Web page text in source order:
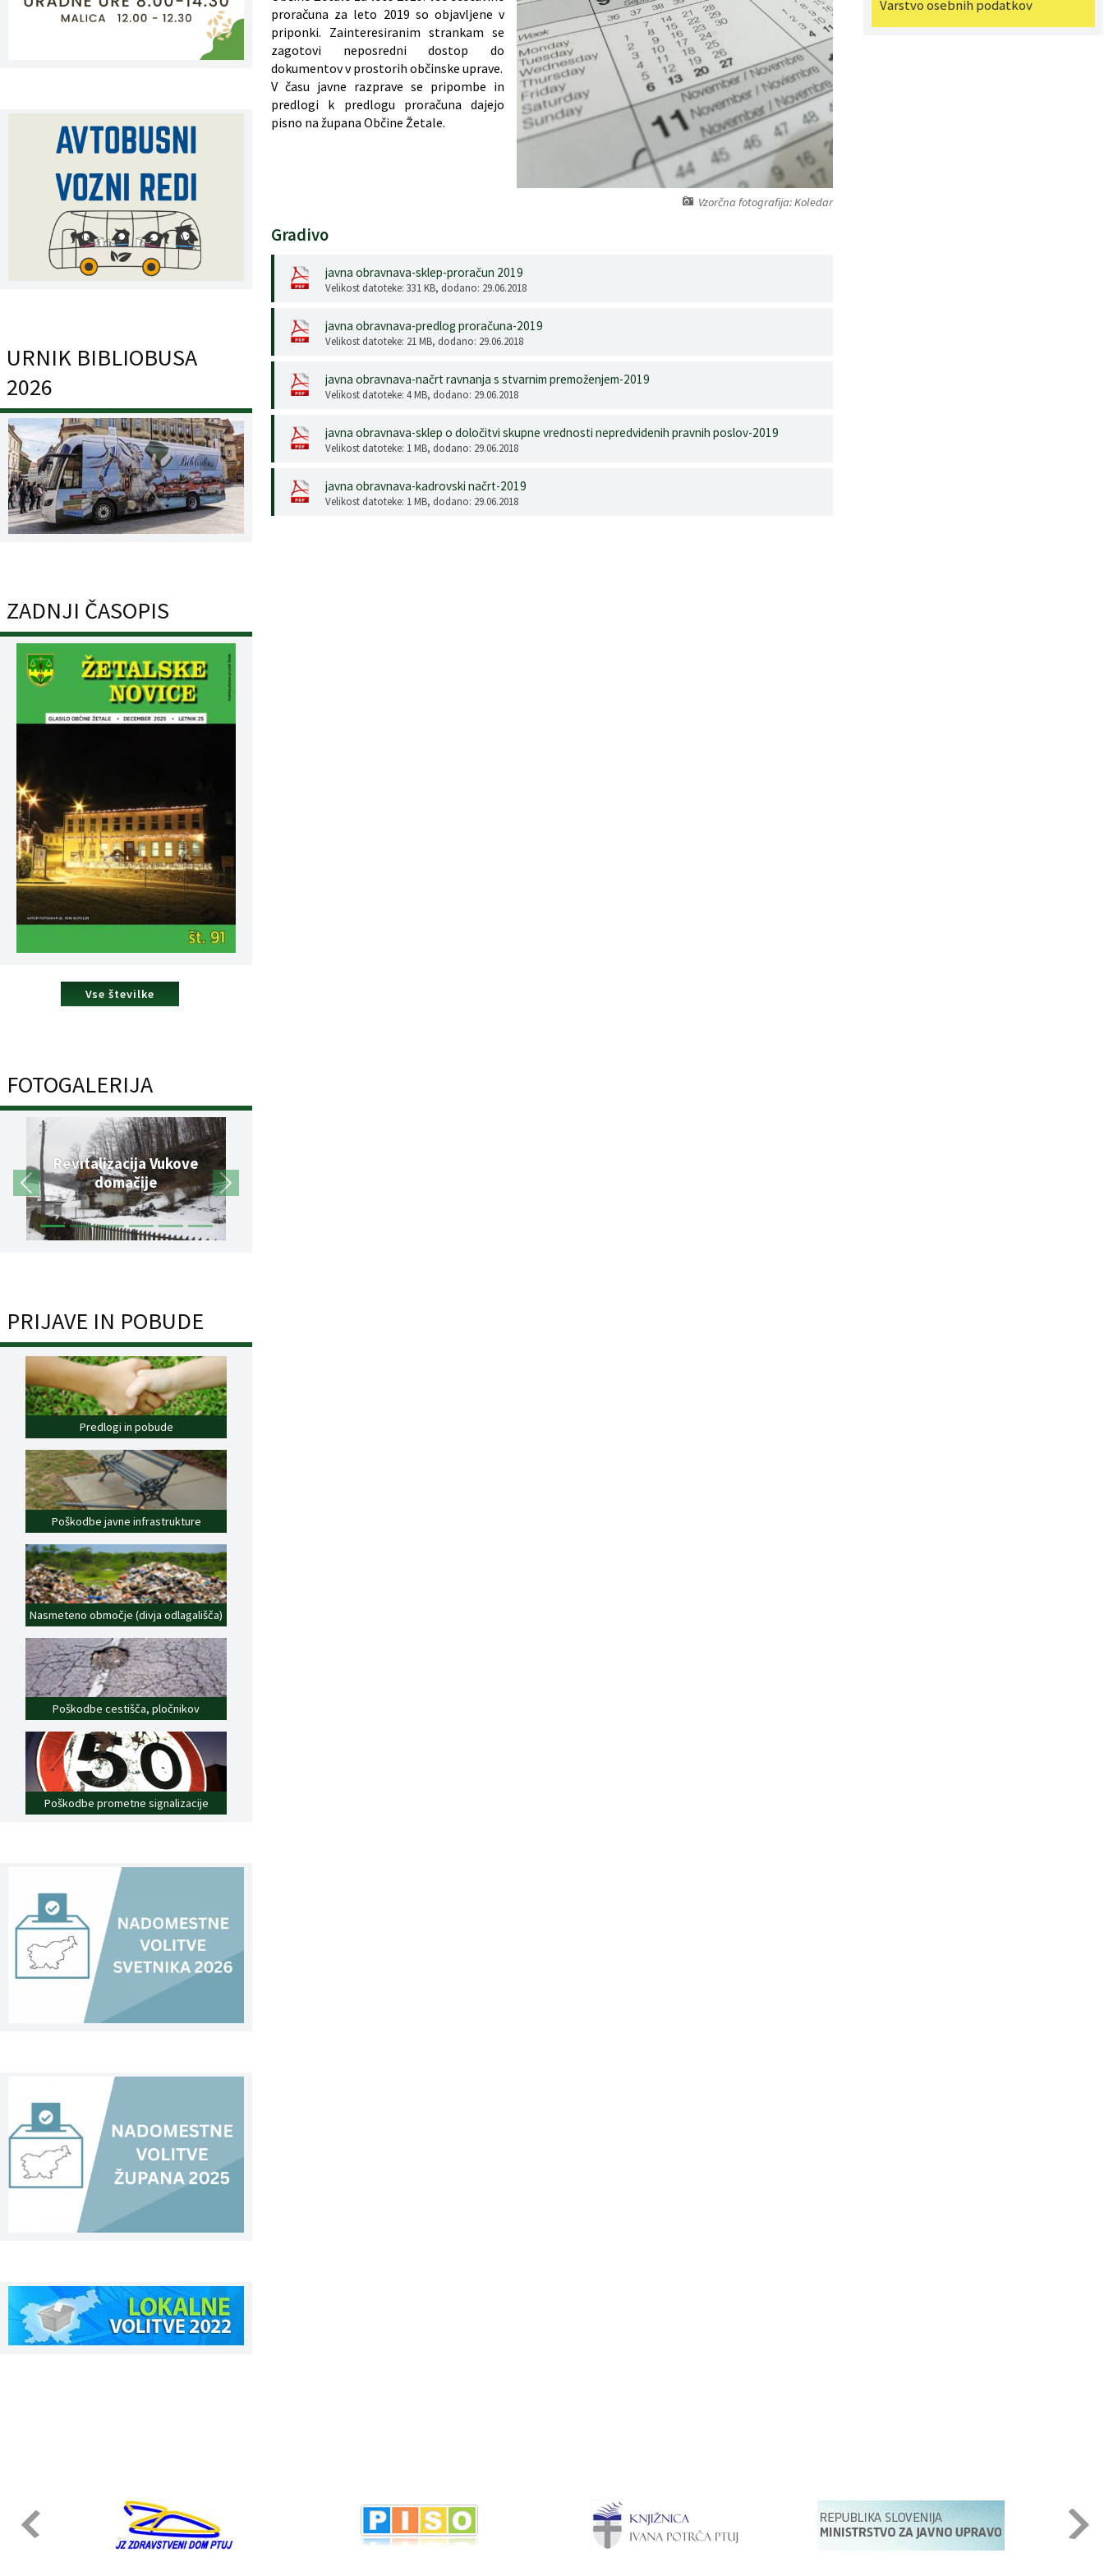
Vzorčna fotografija: Koledar
proračuna za leto 2019 so objavljene v
priponki. Zainteresiranim strankam se
zagotovi neposredni dostop do
dokumentov v prostorih občinske uprave.
V času javne razprave se pripombe in
predlogi k predlogu proračuna dajejo
pisno na župana Občine Žetale.
Gradivo
javna obravnava-sklep-proračun 2019
Velikost datoteke: 331 KB, dodano: 29.06.2018
javna obravnava-predlog proračuna-2019
Velikost datoteke: 21 MB, dodano: 29.06.2018
javna obravnava-načrt ravnanja s stvarnim premoženjem-2019
Velikost datoteke: 4 MB, dodano: 29.06.2018
javna obravnava-sklep o določitvi skupne vrednosti nepredvidenih pravnih poslov-2019
Velikost datoteke: 1 MB, dodano: 29.06.2018
javna obravnava-kadrovski načrt-2019
Velikost datoteke: 1 MB, dodano: 29.06.2018
URNIK BIBLIOBUSA
2026
ZADNJI ČASOPIS
Vse številke
FOTOGALERIJA
Revitalizacija Vukove
domačije
PRIJAVE IN POBUDE
Predlogi in pobude
Poškodbe javne infrastrukture
Nasmeteno območje (divja odlagališča)
Poškodbe cestišča, pločnikov
Poškodbe prometne signalizacije
Varstvo osebnih podatkov
Register predpisov
Katalog informacij javnega značaja
Grb in zastava občine
Vizitka občine